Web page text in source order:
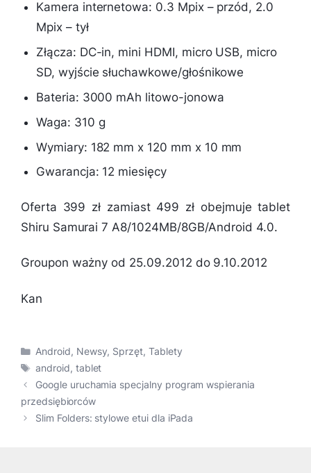
Kamera internetowa: 0.3 Mpix – przód, 2.0
Mpix – tył
Złącza: DC-in, mini HDMI, micro USB, micro
SD, wyjście słuchawkowe/głośnikowe
Bateria: 3000 mAh litowo-jonowa
Waga: 310 g
Wymiary: 182 mm x 120 mm x 10 mm
Gwarancja: 12 miesięcy
Oferta 399 zł zamiast 499 zł obejmuje tablet
Shiru Samurai 7 A8/1024MB/8GB/Android 4.0.
Groupon ważny od 25.09.2012 do 9.10.2012
Kan
Kategorie
Android, Newsy, Sprzęt, Tablety
Tagi
android, tablet
Google uruchamia specjalny program wspierania
przedsiębiorców
Slim Folders: stylowe etui dla iPada